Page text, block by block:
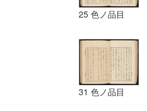
25 色ノ品目
31 色ノ品目